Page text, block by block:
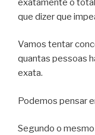
exatamente o
que dizer que
Vamos tentar
quantas pessoas
exata.
Podemos pensar
Segundo o